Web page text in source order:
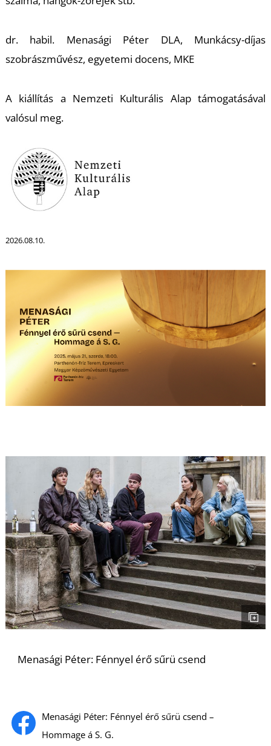
Menasági Péter: Fénnyel érő sűrü csend
Menasági Péter: Fénnyel érő sűrü csend –
Hommage á S. G.
dr. habil. Menasági Péter DLA, Munkácsy-díjas
szobrászművész, egyetemi docens, MKE
A kiállítás a Nemzeti Kulturális Alap támogatásával
valósul meg.
2026.08.10.